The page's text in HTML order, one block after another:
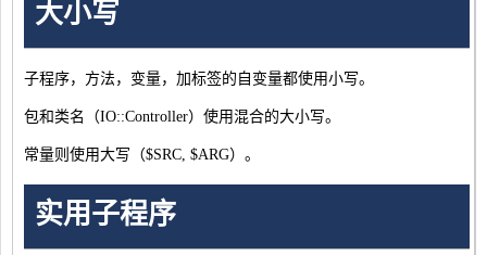
大小写
子程序，方法，变量，加标签的自变量都使用小写。
包和类名（IO::Controller）使用混合的大小写。
常量则使用大写（$SRC, $ARG）。
实用子程序